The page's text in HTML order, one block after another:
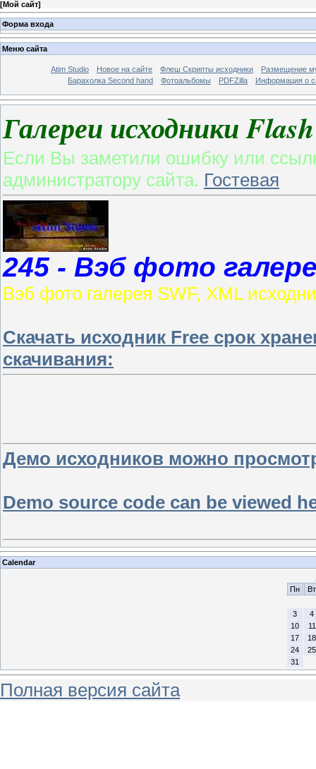
[Мой сайт]
Форма входа
Меню сайта
Atim Studio Новое на сайте Флеш Скрипты исходники
Размещение
Барахолка Second hand
Фотоальбомы PDFZilla Информация о
Галереи исходники
Если Вы заметили ошибку или
администратору сайта. Гостевая
245 - Вэб фото
Вэб фото галерея SWF, XML
Скачать исходник Free срок
скачивания:
Демо исходников можно
Demo source code can be viewed
Calendar
Пн
Вт
3
4
10
11
17
18
24
25
31
Полная версия сайта